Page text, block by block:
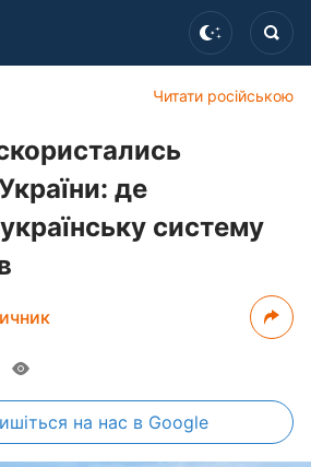
Читати російською
де
систему
на нас в Google